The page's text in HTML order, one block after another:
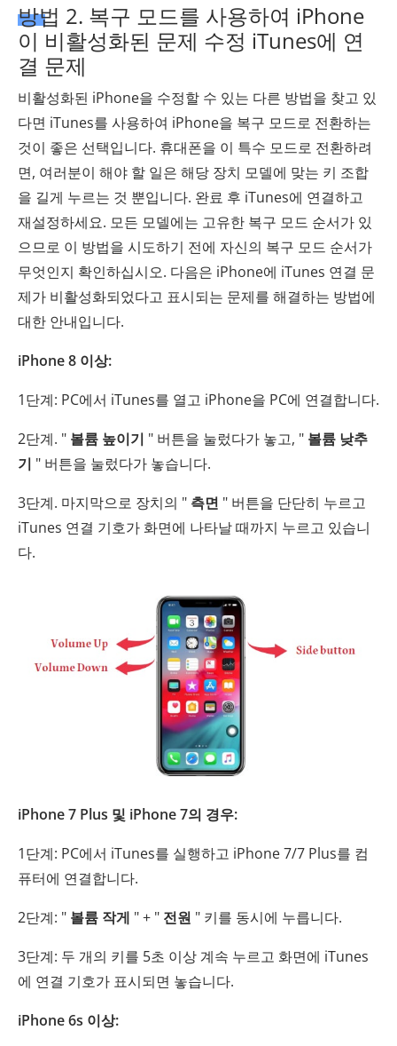
방법 2. 복구 모드를 사용하여 iPhone
이 비활성화된 문제 수정 iTunes에 연
결 문제
비활성화된 iPhone을 수정할 수 있는 다른 방법을 찾고 있
다면 iTunes를 사용하여 iPhone을 복구 모드로 전환하는
것이 좋은 선택입니다. 휴대폰을 이 특수 모드로 전환하려
면, 여러분이 해야 할 일은 해당 장치 모델에 맞는 키 조합
을 길게 누르는 것 뿐입니다. 완료 후 iTunes에 연결하고
재설정하세요. 모든 모델에는 고유한 복구 모드 순서가 있
으므로 이 방법을 시도하기 전에 자신의 복구 모드 순서가
무엇인지 확인하십시오. 다음은 iPhone에 iTunes 연결 문
제가 비활성화되었다고 표시되는 문제를 해결하는 방법에
대한 안내입니다.
iPhone 8 이상:
1단계: PC에서 iTunes를 열고 iPhone을 PC에 연결합니다.
2단계. " 볼륨 높이기 " 버튼을 눌렀다가 놓고, " 볼륨 낮추
기 " 버튼을 눌렀다가 놓습니다.
3단계. 마지막으로 장치의 " 측면 " 버튼을 단단히 누르고
iTunes 연결 기호가 화면에 나타날 때까지 누르고 있습니
다.
iPhone 7 Plus 및 iPhone 7의 경우:
1단계: PC에서 iTunes를 실행하고 iPhone 7/7 Plus를 컴
퓨터에 연결합니다.
2단계: " 볼륨 작게 " + " 전원 " 키를 동시에 누릅니다.
3단계: 두 개의 키를 5초 이상 계속 누르고 화면에 iTunes
에 연결 기호가 표시되면 놓습니다.
iPhone 6s 이상: